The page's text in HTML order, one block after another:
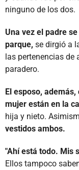
ninguno de los dos.
Una vez el padre
parque, se dirgió a
las pertenencias de
paradero.
El esposo,
mujer están en la
hija y nieto.
vestidos ambos.
"Ahí está todo. Mis
Ellos tampoco